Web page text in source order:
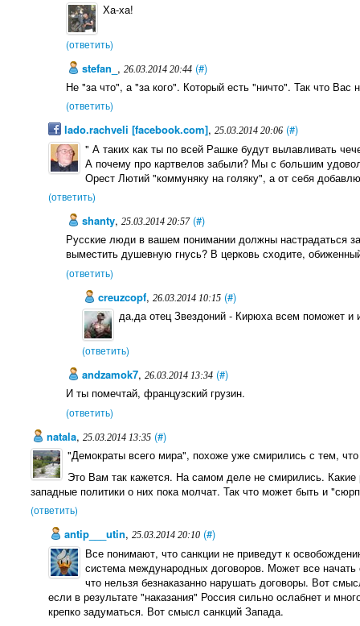
Ха-ха!
(ответить)
stefan_ , 26.03.2014 20:44 (#)
Не "за что", а "за кого". Который есть "ничто". Так что Вас
(ответить)
lado.rachveli [facebook.com],25.03.2014 20:06 (#)
" А таких как ты по всей Рашке будут вылавливать
А почему про картвелов забыли? Мы с большим
Орест Лютий "коммуняку на голяку", а от себя
(ответить)
shanty, 25.03.2014 20:57 (#)
Русские люди в вашем понимании должны настрадаться
выместить душевную гнусь? В церковь сходите,
(ответить)
creuzcopf,26.03.2014 10:15 (#)
да,да отец Звездоний - Кирюха всем поможет и
(ответить)
andzamok7, 26.03.2014 13:34 (#)
И ты помечтай, французский грузин.
(ответить)
natala, 25.03.2014 13:35 (#)
"Демократы всего мира", похоже уже смирились с тем,
Это Вам так кажется. На самом деле не смирились.
западные политики о них пока молчат. Так что может быть и
(ответить)
antip___utin,25.03.2014 20:10 (#)
Все понимают, что санкции не приведут к
система международных договоров. Может все
что нельзя безнаказанно нарушать договоры. Вот
если в результате "наказания" Россия сильно ослабнет и
крепко задуматься. Вот смысл санкций Запада.